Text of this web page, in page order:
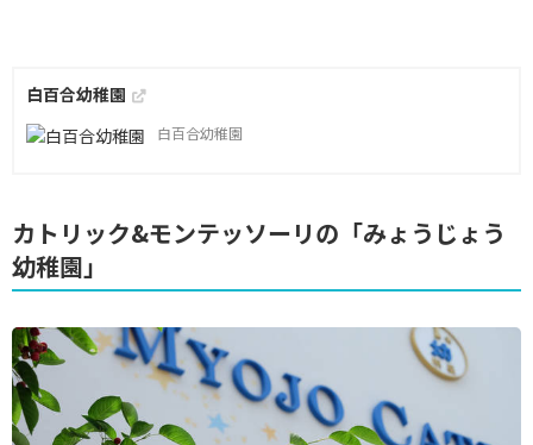
白百合幼稚園
白百合幼稚園
カトリック&モンテッソーリの「みょうじょう
幼稚園」